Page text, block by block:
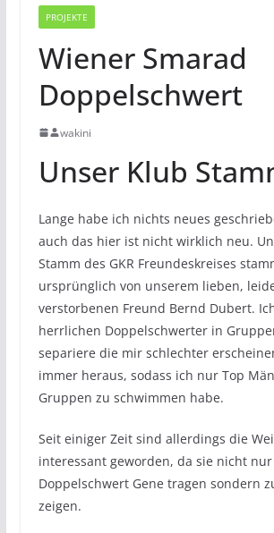
PROJEKTE
Wiener Smarad
Doppelschwert
wakini
Unser Klub
Lange habe ich nichts neues
auch das hier ist nicht wirklich neu.
Stamm des GKR Freundeskreises
ursprünglich von unserem lieben,
verstorbenen Freund Bernd Dubert.
herrlichen Doppelschwerter in
separiere die mir schlechter
immer heraus, sodass ich nur Top
Gruppen zu schwimmen habe.
Seit einiger Zeit sind allerdings die
interessant geworden, da sie nicht
Doppelschwert Gene tragen sondern
zeigen.